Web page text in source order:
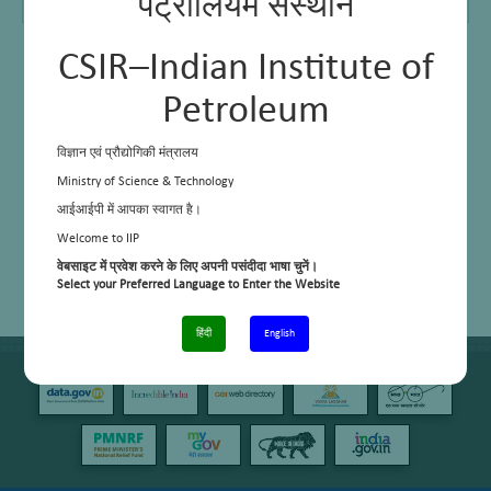
पेट्रोलियम संस्थान
CSIR–Indian Institute of
Petroleum
विज्ञान एवं प्रौद्योगिकी मंत्रालय
Ministry of Science & Technology
आईआईपी में आपका स्वागत है।
Welcome to IIP
वेबसाइट में प्रवेश करने के लिए अपनी पसंदीदा भाषा चुनें।
Select your Preferred Language to Enter the Website
हिंदी English
Gokul Prasad